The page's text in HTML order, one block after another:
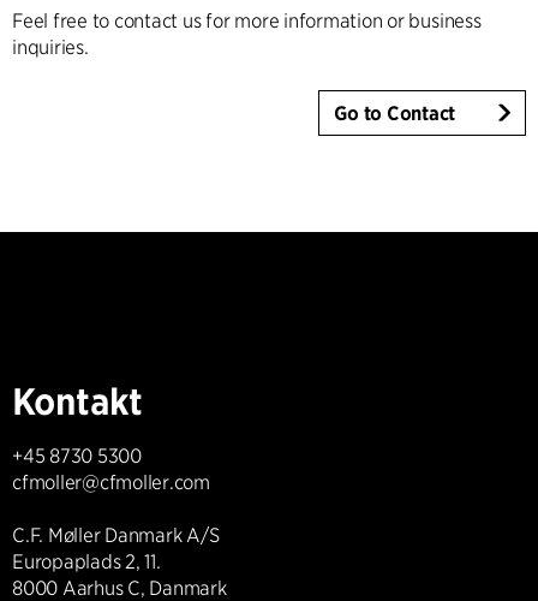
Feel free to contact us for more information or business
inquiries.
Go to Contact
Kontakt
+45 8730 5300
cfmoller@cfmoller.com
C.F. Møller Danmark A/S
Europaplads 2, 11.
8000 Aarhus C, Danmark